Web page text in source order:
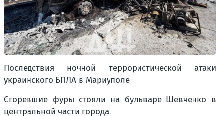
Последствия ночной террористической атаки
украинского БПЛА в Мариуполе
Сгоревшие фуры стояли на бульваре Шевченко в
центральной части города.